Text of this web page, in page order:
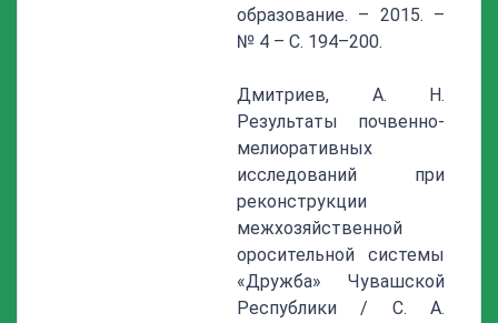
образование. – 2015. –
№ 4 – С. 194–200.
Дмитриев, А. Н.
Результаты почвенно-
мелиоративных
исследований при
реконструкции
межхозяйственной
оросительной системы
«Дружба» Чувашской
Республики / С. А.